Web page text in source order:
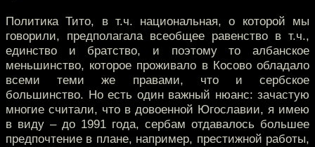
Политика Тито, в т.ч. национальная, о которой мы
говорили, предполагала всеобщее равенство в т.ч.,
единство и братство, и поэтому то албанское
меньшинство, которое проживало в Косово обладало
всеми теми же правами, что и сербское
большинство. Но есть один важный нюанс: зачастую
многие считали, что в довоенной Югославии, я имею
в виду – до 1991 года, сербам отдавалось большее
предпочтение в плане, например, престижной работы,